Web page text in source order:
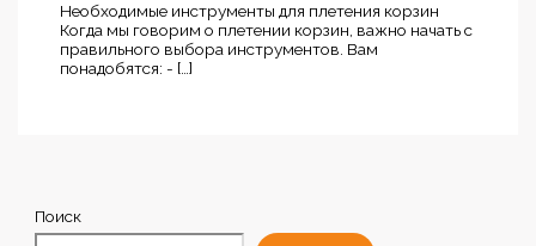
Необходимые инструменты для плетения корзин
Когда мы говорим о плетении корзин, важно начать с
правильного выбора инструментов. Вам
понадобятся: - […]
Поиск